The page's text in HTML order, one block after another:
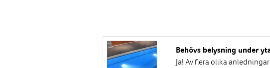
Behövs belysning under
Ja! Av flera olika